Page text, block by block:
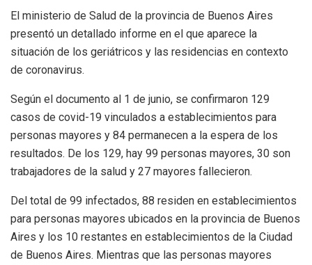
El ministerio de Salud de la provincia de Buenos Aires
presentó un detallado informe en el que aparece la
situación de los geriátricos y las residencias en contexto
de coronavirus.
Según el documento al 1 de junio, se confirmaron 129
casos de covid-19 vinculados a establecimientos para
personas mayores y 84 permanecen a la espera de los
resultados. De los 129, hay 99 personas mayores, 30 son
trabajadores de la salud y 27 mayores fallecieron.
Del total de 99 infectados, 88 residen en establecimientos
para personas mayores ubicados en la provincia de Buenos
Aires y los 10 restantes en establecimientos de la Ciudad
de Buenos Aires. Mientras que las personas mayores